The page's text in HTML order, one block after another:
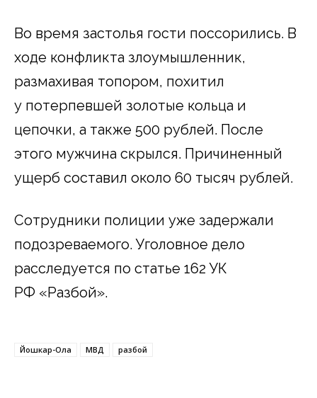
Во время застолья гости поссорились. В
ходе конфликта злоумышленник,
размахивая топором, похитил
у потерпевшей золотые кольца и
цепочки, а также 500 рублей. После
этого мужчина скрылся. Причиненный
ущерб составил около 60 тысяч рублей.
Сотрудники полиции уже задержали
подозреваемого. Уголовное дело
расследуется по статье 162 УК
РФ «Разбой».
Йошкар-Ола МВД разбой